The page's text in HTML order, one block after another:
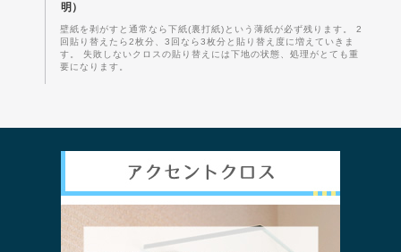
明）
壁紙を剥がすと通常なら下紙(裏打紙)という薄紙が必ず残ります。 2
回貼り替えたら2枚分、3回なら3枚分と貼り替え度に増えていきま
す。 失敗しないクロスの貼り替えには下地の状態、処理がとても重
要になります。